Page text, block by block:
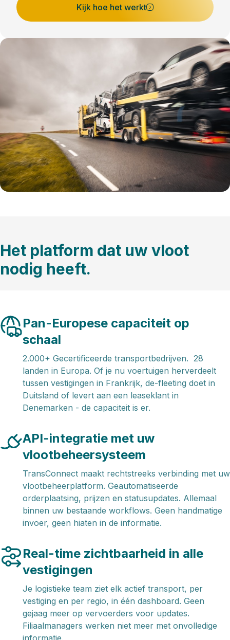
Kijk hoe het werkt
Het platform dat uw vloot
nodig heeft.
Pan-Europese capaciteit op
schaal
2.000+ Gecertificeerde transportbedrijven. 28
landen in Europa. Of je nu voertuigen herverdeelt
tussen vestigingen in Frankrijk, de-fleeting doet in
Duitsland of levert aan een leaseklant in
Denemarken - de capaciteit is er.
API-integratie met uw
vlootbeheersysteem
TransConnect maakt rechtstreeks verbinding met uw
vlootbeheerplatform. Geautomatiseerde
orderplaatsing, prijzen en statusupdates. Allemaal
binnen uw bestaande workflows. Geen handmatige
invoer, geen hiaten in de informatie.
Real-time zichtbaarheid in alle
vestigingen
Je logistieke team ziet elk actief transport, per
vestiging en per regio, in één dashboard. Geen
gejaag meer op vervoerders voor updates.
Filiaalmanagers werken niet meer met onvolledige
informatie.